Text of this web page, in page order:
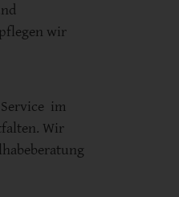
wir
im
Wir